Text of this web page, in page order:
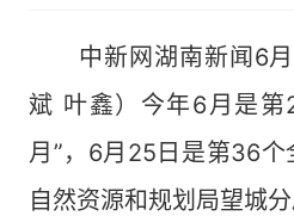
中新网湖南新闻6月
斌 叶鑫）今年6月是第
月”，6月25日是第36
自然资源和规划局望城